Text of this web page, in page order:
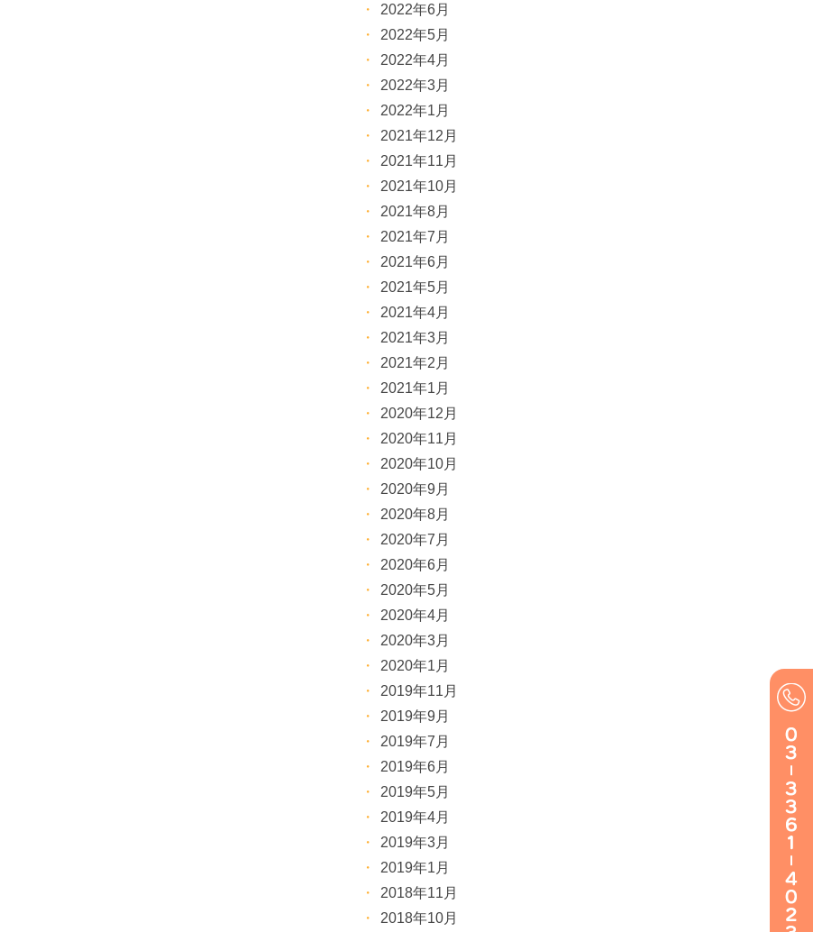
2022年6月
2022年5月
2022年4月
2022年3月
2022年1月
2021年12月
2021年11月
2021年10月
2021年8月
2021年7月
2021年6月
2021年5月
2021年4月
2021年3月
2021年2月
2021年1月
2020年12月
2020年11月
2020年10月
2020年9月
2020年8月
2020年7月
2020年6月
2020年5月
2020年4月
2020年3月
2020年1月
2019年11月
2019年9月
2019年7月
2019年6月
2019年5月
2019年4月
2019年3月
2019年1月
2018年11月
2018年10月